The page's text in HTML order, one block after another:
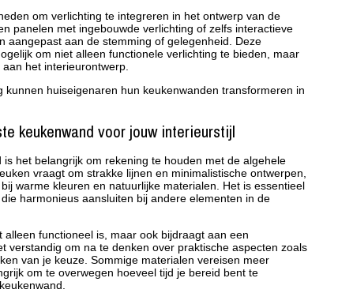
om verlichting te integreren in het ontwerp van de
panelen met ingebouwde verlichting of zelfs interactieve
aangepast aan de stemming of gelegenheid. Deze
om niet alleen functionele verlichting te bieden, maar
het interieurontwerp.
huiseigenaren hun keukenwanden transformeren in
keukenwand voor jouw interieurstijl
het belangrijk om rekening te houden met de algehele
vraagt om strakke lijnen en minimalistische ontwerpen,
warme kleuren en natuurlijke materialen. Het is essentieel
harmonieus aansluiten bij andere elementen in de
functioneel is, maar ook bijdraagt aan een
verstandig om na te denken over praktische aspecten zoals
van je keuze. Sommige materialen vereisen meer
om te overwegen hoeveel tijd je bereid bent te